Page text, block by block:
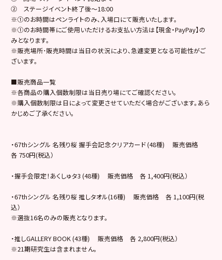
② ステージイベント終了後〜18:00
※①のお時間はペンライトのみ、入場口にて販売いたします。
※①のお時間帯にご使用いただけるお支払い方法は【現金・PayPay】の
みとなります。
※販売場所･販売時間は当日の状況により､急遽変更となる可能性がご
ざいます。
■販売商品一覧
※各商品の購入個数制限は当日売り場にてご確認ください。
※購入個数制限は日によって変更させていただく場合がございます。あら
かじめご了承ください。
・67thシングル 名残り桜 握手会記念クリアカード (48種) 販売価格
各 750円(税込）
・握手会限定！あくしゅタ3 (48種) 販売価格 各 1,400円(税込）
・67thシングル 名残り桜 推しタオル(16種) 販売価格 各 1,100円(税
込）
※選抜16名のみの販売となります。
・推しGALLERY BOOK (43種) 販売価格 各 2,800円(税込）
※21期研究生は含まれません。